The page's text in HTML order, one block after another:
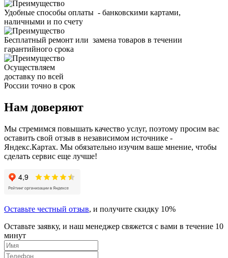
Удобные способы оплаты - банковскими картами,
наличными и по счету
Бесплатный ремонт или замена товаров в течении
гарантийного срока
Осуществляем
доставку по всей
России точно в срок
Нам доверяют
Мы стремимся повышать качество услуг, поэтому просим вас
оставить свой отзыв в независимом источнике -
Яндекс.Картах. Мы обязательно изучим ваше мнение, чтобы
сделать сервис еще лучше!
Оставьте честный отзыв, и получите скидку 10%
Оставьте заявку, и наш менеджер свяжется с вами в течение 10
минут